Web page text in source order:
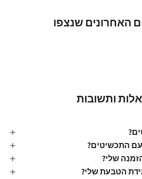
האחרונים שנצפו
ותשובות
התכשיטים?
שלי?
הטבעת שלי?